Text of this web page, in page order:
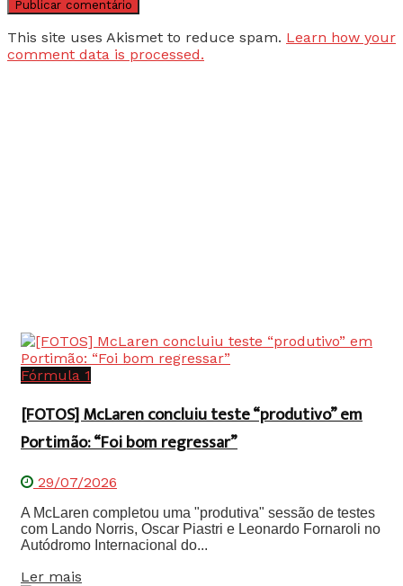
This site uses Akismet to reduce spam. Learn how your
comment data is processed.
Fórmula 1
[FOTOS] McLaren concluiu teste “produtivo” em
Portimão: “Foi bom regressar”
29/07/2026
A McLaren completou uma "produtiva" sessão de testes
com Lando Norris, Oscar Piastri e Leonardo Fornaroli no
Autódromo Internacional do...
Ler mais